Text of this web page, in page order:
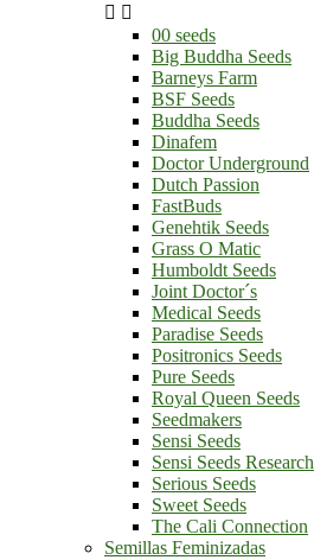
 
00 seeds
Big Buddha Seeds
Barneys Farm
BSF Seeds
Buddha Seeds
Dinafem
Doctor Underground
Dutch Passion
FastBuds
Genehtik Seeds
Grass O Matic
Humboldt Seeds
Joint Doctor´s
Medical Seeds
Paradise Seeds
Positronics Seeds
Pure Seeds
Royal Queen Seeds
Seedmakers
Sensi Seeds
Sensi Seeds Research
Serious Seeds
Sweet Seeds
The Cali Connection
Semillas Feminizadas